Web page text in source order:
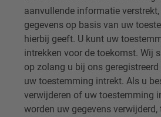
aanvullende informatie
gegevens op basis van uw
hierbij geeft. U kunt uw
intrekken voor de toekomst. Wij
op zolang u bij ons
uw toestemming intrekt. Als u
verwijderen of uw toestemming
worden uw gegevens verwijderd,